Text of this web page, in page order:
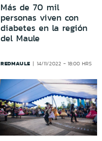
Más de 70 mil
personas viven con
diabetes en la región
del Maule
REDMAULE 14/11/2022 - 18:00 HRS